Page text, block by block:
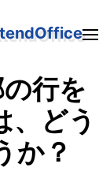
行を
、どう
か？